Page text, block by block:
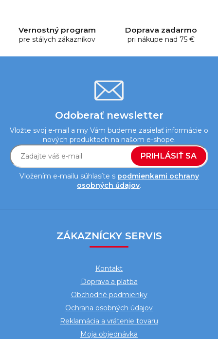
k
v
ý
p
i
s
u
Vernostný program
pre stálych zákazníkov
Doprava zadarmo
pri nákupe nad 75 €
Odoberať newsletter
Vložte svoj e-mail a my Vám budeme zasielať informácie o
nových produktoch na našom e-shope.
Vložením e-mailu súhlasíte s podmienkami ochrany
osobných údajov.
PRIHLÁSIŤ SA
ZÁKAZNÍCKY SERVIS
Kontakt
Doprava a platba
Obchodné podmienky
Ochrana osobných údajov
Reklamácia a vrátenie tovaru
Moja objednávka